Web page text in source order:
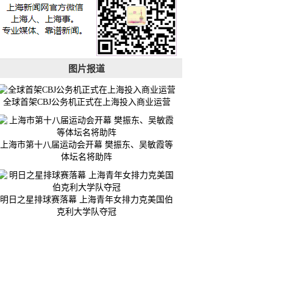
图片报道
全球首架CBJ公务机正式在上海投入商业运营
上海市第十八届运动会开幕 樊振东、吴敏霞等
体坛名将助阵
明日之星排球赛落幕 上海青年女排力克美国伯
克利大学队夺冠